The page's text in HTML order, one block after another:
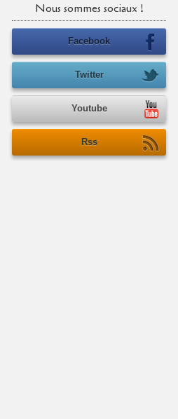
Nous sommes sociaux !
Facebook
Twitter
Youtube
Rss